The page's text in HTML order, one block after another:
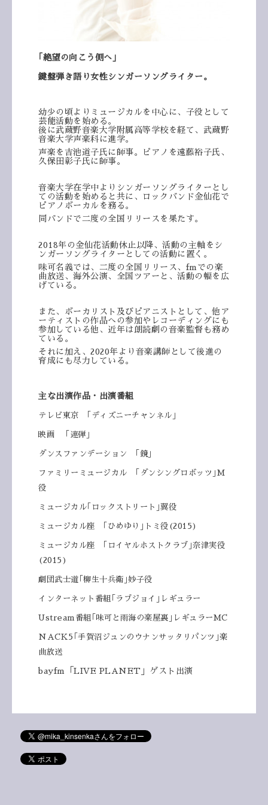
｢絶望の向こう側へ｣
鍵盤弾き語り女性シンガーソングライター。
幼少の頃よりミュージカルを中心に、
子役として
芸能活動を始める。
後に武蔵野音楽大学附属高等学校を経て、
武蔵野
音楽大学声楽科に進学。
声楽を吉池道子氏に師事。ピアノを遠藤裕子氏、
久保田彰子氏に師事。
音楽大学在学中よりシンガーソングライターとし
ての活動を 始めると共に、ロックバンド金仙花で
ピアノボーカルを務る。
同バンドで二度の全国リリースを果たす。
2018年の金仙花活動休止以降、 活動の主軸をシ
ンガーソングライターとしての活動に置く。
味可名義では、二度の全国リリース、fmでの楽
曲放送、 海外公演、全国ツアーと、活動の幅を広
げている。
また、ボーカリスト及びピアニストとして、他ア
ーティストの作品への参加やレコーディングにも
参加している他、近年は朗読劇の音楽監督も務め
ている。
それに加え、2020年より音楽講師として後進の
育成にも尽力している。
主な出演作品・出演番組
テレビ東京 ｢ディズニーチャンネル｣
映画 ｢連弾｣
ダンスファンデーション ｢鏡｣
ファミリーミュージカル ｢ダンシングロボッツ｣M
役
ミュージカル｢ロックストリート｣翼役
ミュージカル座 ｢ひめゆり｣トミ役(2015)
ミュージカル座 ｢ロイヤルホストクラブ｣奈津実役
(2015)
劇団武士道｢柳生十兵衛｣妙子役
インターネット番組｢ラブジョイ｣レギュラー
Ustream番組｢味可と雨海の楽屋裏｣レギュラーMC
NACK5｢手賀沼ジュンのウナンサッタリパンツ｣楽
曲放送
bayfm「LIVE PLANET」ゲスト出演